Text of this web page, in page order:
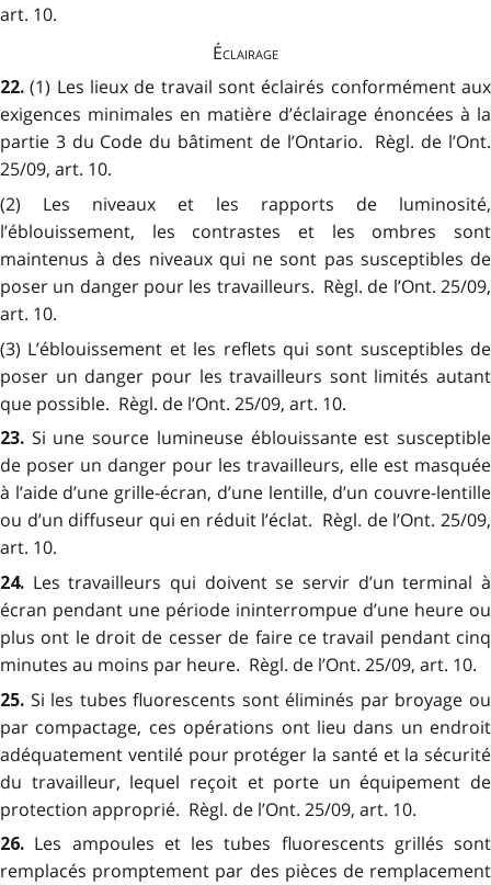
art. 10.
Éclairage
22.(1) Les lieux de travail sont éclairés conformément aux
exigences minimales en matière d’éclairage énoncées à la
partie 3 du Code du bâtiment de l’Ontario. Règl. de l’Ont.
25/09, art. 10.
(2) Les niveaux et les rapports de luminosité,
l’éblouissement, les contrastes et les ombres sont
maintenus à des niveaux qui ne sont pas susceptibles de
poser un danger pour les travailleurs. Règl. de l’Ont. 25/09,
art. 10.
(3) L’éblouissement et les reflets qui sont susceptibles de
poser un danger pour les travailleurs sont limités autant
que possible. Règl. de l’Ont. 25/09, art. 10.
23. Si une source lumineuse éblouissante est susceptible
de poser un danger pour les travailleurs, elle est masquée
à l’aide d’une grille-écran, d’une lentille, d’un couvre-lentille
ou d’un diffuseur qui en réduit l’éclat. Règl. de l’Ont. 25/09,
art. 10.
24. Les travailleurs qui doivent se servir d’un terminal à
écran pendant une période ininterrompue d’une heure ou
plus ont le droit de cesser de faire ce travail pendant cinq
minutes au moins par heure. Règl. de l’Ont. 25/09, art. 10.
25. Si les tubes fluorescents sont éliminés par broyage ou
par compactage, ces opérations ont lieu dans un endroit
adéquatement ventilé pour protéger la santé et la sécurité
du travailleur, lequel reçoit et porte un équipement de
protection approprié. Règl. de l’Ont. 25/09, art. 10.
26. Les ampoules et les tubes fluorescents grillés sont
remplacés promptement par des pièces de remplacement